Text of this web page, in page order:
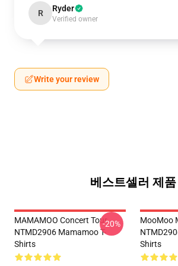
R Ryder
Verified owner
Write your review
베스트셀러 제품
MAMAMOO Concert Tour
NTMD2906 Mamamoo T-
Shirts
-20%
MooMoo
Shirts